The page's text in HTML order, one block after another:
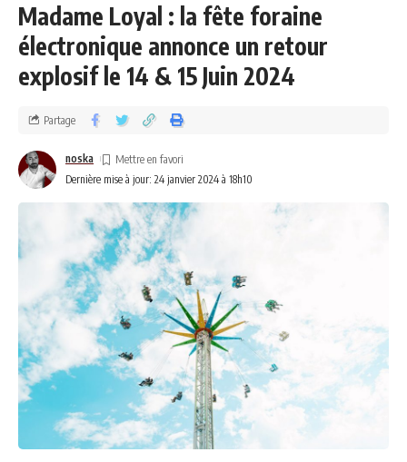
Madame Loyal : la fête foraine
électronique annonce un retour
explosif le 14 & 15 Juin 2024
Dernière mise à jour: 24 janvier 2024 à 18h10
noska
Partage